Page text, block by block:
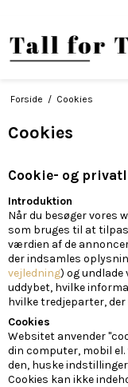
Forside / Cookies
Cookies
Cookie- og
Introduktion
Når du besøger vores
som bruges til at
værdien af de
der indsamles
vejledning) og undlade
uddybet, hvilke
hvilke tredjeparter,
Cookies
Websitet anvender
din computer, mobil
den, huske
Cookies kan ikke